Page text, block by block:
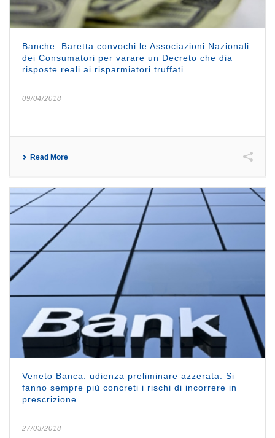
Banche: Baretta convochi le Associazioni Nazionali
dei Consumatori per varare un Decreto che dia
risposte reali ai risparmiatori truffati.
09/04/2018
Read More
Veneto Banca: udienza preliminare azzerata. Si
fanno sempre più concreti i rischi di incorrere in
prescrizione.
27/03/2018